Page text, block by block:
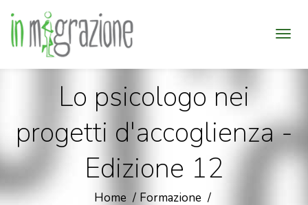
Lo psicologo nei
progetti d'accoglienza -
Edizione 12
Home
Formazione